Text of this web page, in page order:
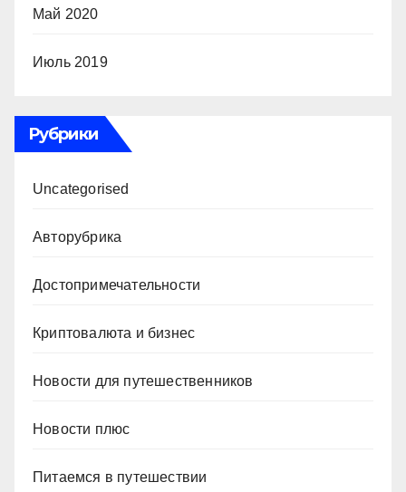
Май 2020
Июль 2019
Рубрики
Uncategorised
Авторубрика
Достопримечательности
Криптовалюта и бизнес
Новости для путешественников
Новости плюс
Питаемся в путешествии